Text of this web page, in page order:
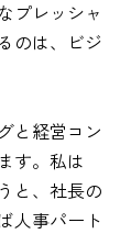
プレッシャ
のは、ビジ
と経営コン
す。私は
と、社長の
人事パート